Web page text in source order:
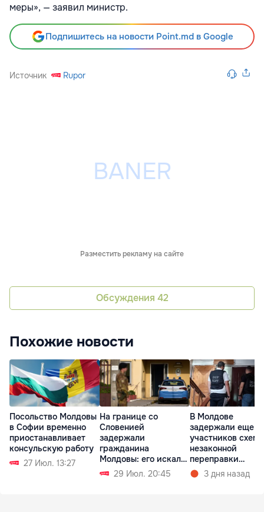
меры», — заявил министр.
Подпишитесь на новости Point.md в Google
Источник Rupor
Разместить рекламу на сайте
Обсуждения 42
Похожие новости
Посольство Молдовы
в Софии временно
приостанавливает
консульскую работу
27 Июл. 13:27
На границе со
Словенией
задержали
гражданина
Молдовы: его искали
почти 20 лет
29 Июл. 20:45
В Молдове
задержали еще
участников схемы
незаконной
переправки
украинцев в ЕС
3 дня назад